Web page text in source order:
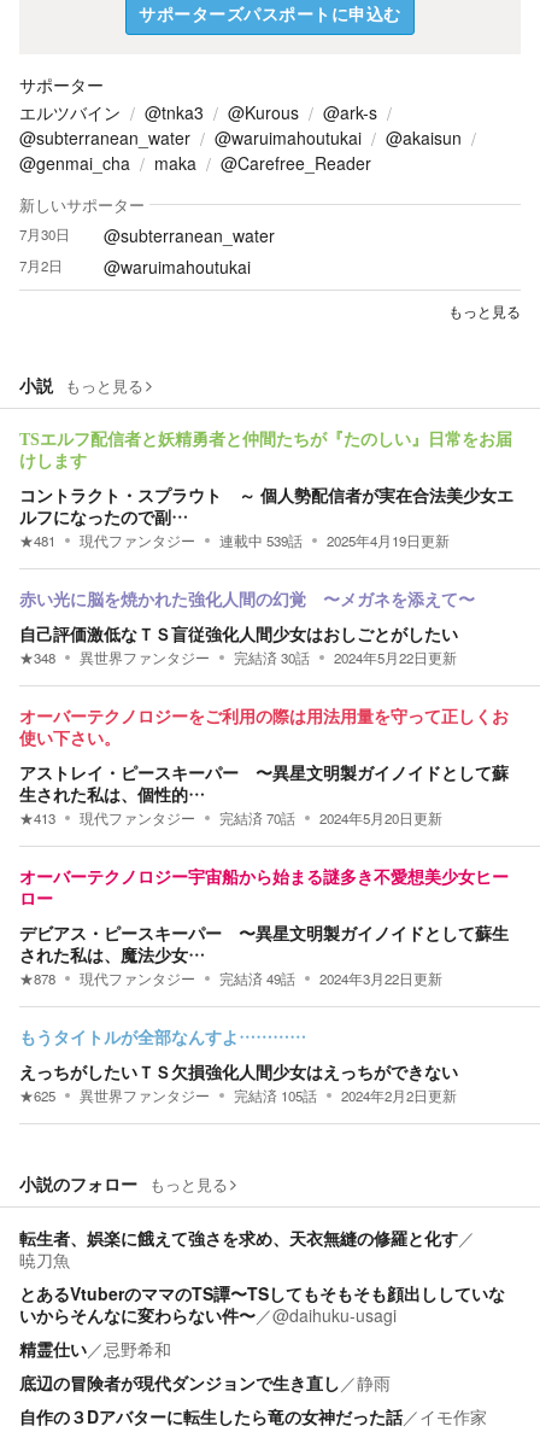
サポーターズパスポートに申込む
サポーター
エルツバイン
@tnka3 @Kurous
@ark-s
@subterranean_water
@waruimahoutukai
@akaisun
@genmai_cha
maka @Carefree_Reader
新しいサポーター
7月30日 @subterranean_water
7月2日 @waruimahoutukai
もっと見る
小説 もっと見る
TSエルフ配信者と妖精勇者と仲間たちが『たのしい』日常をお届
けします
コントラクト・スプラウト ～ 個人勢配信者が実在合法美少女エ
ルフになったので副…
★481 現代ファンタジー 連載中 539話 2025年4月19日更新
赤い光に脳を焼かれた強化人間の幻覚 〜メガネを添えて〜
自己評価激低なＴＳ盲従強化人間少女はおしごとがしたい
★348 異世界ファンタジー 完結済30話 2024年5月22日更新
オーバーテクノロジーをご利用の際は用法用量を守って正しくお
使い下さい。
アストレイ・ピースキーパー 〜異星文明製ガイノイドとして蘇
生された私は、個性的…
★413 現代ファンタジー 完結済70話 2024年5月20日更新
オーバーテクノロジー宇宙船から始まる謎多き不愛想美少女ヒー
ロー
デビアス・ピースキーパー 〜異星文明製ガイノイドとして蘇生
された私は、魔法少女…
★878 現代ファンタジー 完結済49話 2024年3月22日更新
もうタイトルが全部なんすよ…………
えっちがしたいＴＳ欠損強化人間少女はえっちができない
★625 異世界ファンタジー 完結済 105話 2024年2月2日更新
小説のフォロー もっと見る
転生者、娯楽に餓えて強さを求め、天衣無縫の修羅と化す／
暁刀魚
とあるVtuberのママのTS譚〜TSしてもそもそも顔出ししていな
いからそんなに変わらない件〜／@daihuku-usagi
精霊仕い／忌野希和
底辺の冒険者が現代ダンジョンで生き直し／静雨
自作の３Dアバターに転生したら竜の女神だった話／イモ作家